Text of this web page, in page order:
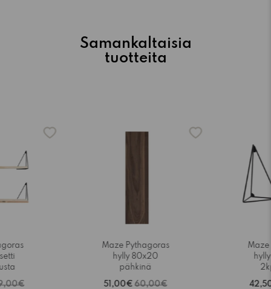
Samankaltaisia
tuotteita
Maze Pythagoras
hylly 80x20
pähkinä
51,00€ 60,00€
Maze